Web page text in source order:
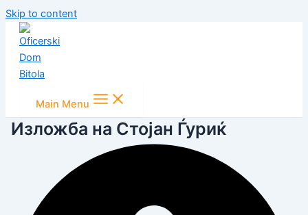
Skip to content
Main Menu
Изложба на Стојан Ѓуриќ